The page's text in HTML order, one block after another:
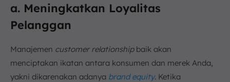
a. Meningkatkan Loyalitas
Pelanggan
Manajemen customer relationshipbaik akan
menciptakan ikatan antara konsumen dan merek Anda,
yakni dikarenakan adanya brand equity. Ketika